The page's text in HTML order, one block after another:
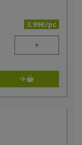
3.99€/pc
+